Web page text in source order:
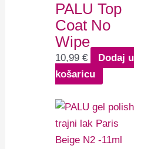
PALU Top
Coat No
Wipe
10,99€
Dodaj u
košaricu